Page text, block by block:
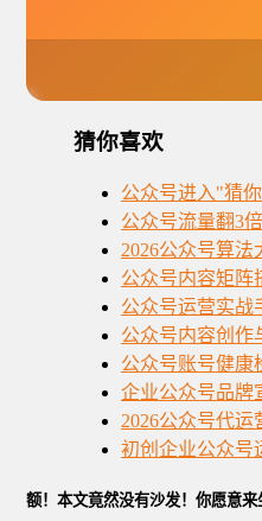
猜你喜欢
公众号进入"猜
公众号流量翻3
2026公众号算
公众号内容矩阵
公众号运营实战
公众号内容创作
公众号账号健康
企业公众号品牌
2026公众号代
初创企业公众号
额！本文竟然没有沙发！你愿意来